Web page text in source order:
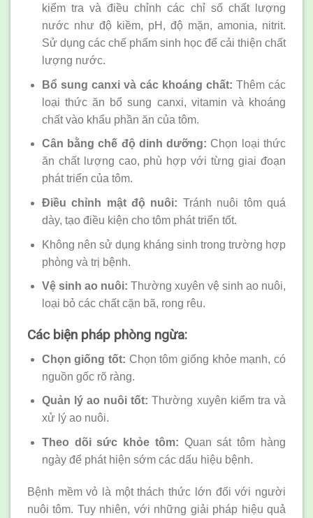
kiểm tra và điều chỉnh các chỉ số chất lượng
nước như độ kiềm, pH, độ mặn, amonia, nitrit.
Sử dụng các chế phẩm sinh học để cải thiện chất
lượng nước.
Bổ sung canxi và các khoáng chất: Thêm các
loại thức ăn bổ sung canxi, vitamin và khoáng
chất vào khẩu phần ăn của tôm.
Cân bằng chế độ dinh dưỡng: Chọn loại thức
ăn chất lượng cao, phù hợp với từng giai đoạn
phát triển của tôm.
Điều chỉnh mật độ nuôi: Tránh nuôi tôm quá
dày, tạo điều kiện cho tôm phát triển tốt.
Không nên sử dụng kháng sinh trong trường hợp
phòng và trị bệnh.
Vệ sinh ao nuôi: Thường xuyên vệ sinh ao nuôi,
loại bỏ các chất cặn bã, rong rêu.
Các biện pháp phòng ngừa:
Chọn giống tốt: Chọn tôm giống khỏe mạnh, có
nguồn gốc rõ ràng.
Quản lý ao nuôi tốt: Thường xuyên kiểm tra và
xử lý ao nuôi.
Theo dõi sức khỏe tôm: Quan sát tôm hàng
ngày để phát hiện sớm các dấu hiệu bệnh.
Bệnh mềm vỏ là một thách thức lớn đối với người
nuôi tôm. Tuy nhiên, với những giải pháp hiệu quả